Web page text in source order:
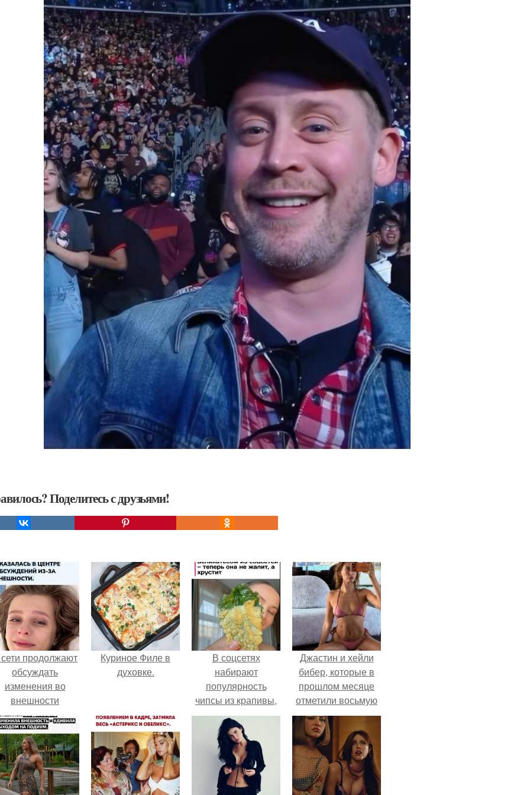
Поделитесь с друзьями!
продолжают
обсуждать
изменения во
внешности
актрисы.
Куриное Филе в
духовке.
В соцсетях
набирают
популярность
чипсы из крапивы,
которые
пользователи в
комментариях
называют
неожиданно
вкусными.
Джастин и хейли
бибер, которые в
прошлом месяце
отметили восьмую
годовщину
помолвки, показали
новые фото с
совместного
отдыха.